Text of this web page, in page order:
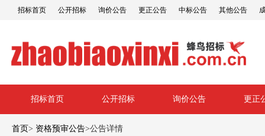
招标首页 公开招标 询价公告 更正公告 中标公告 其他公告
招标首页 公开招标 询价公告 更正
首页> 资格预审公告>公告详情